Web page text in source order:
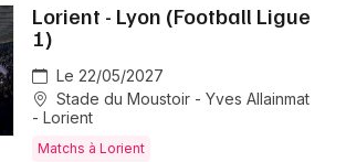
Lorient - Lyon (Football Ligue
1)
Le 22/05/2027
Stade du Moustoir - Yves Allainmat
- Lorient
Matchs à Lorient